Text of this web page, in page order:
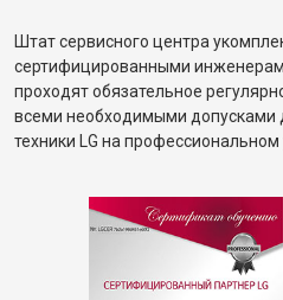
Штат сервисного центра
сертифицированными
проходят обязательное
всеми необходимыми допусками
техники LG на профессиональном